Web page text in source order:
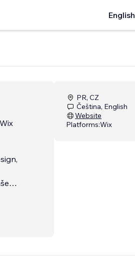
English
PR, CZ
Čeština, English
Website
Platforms:Wix